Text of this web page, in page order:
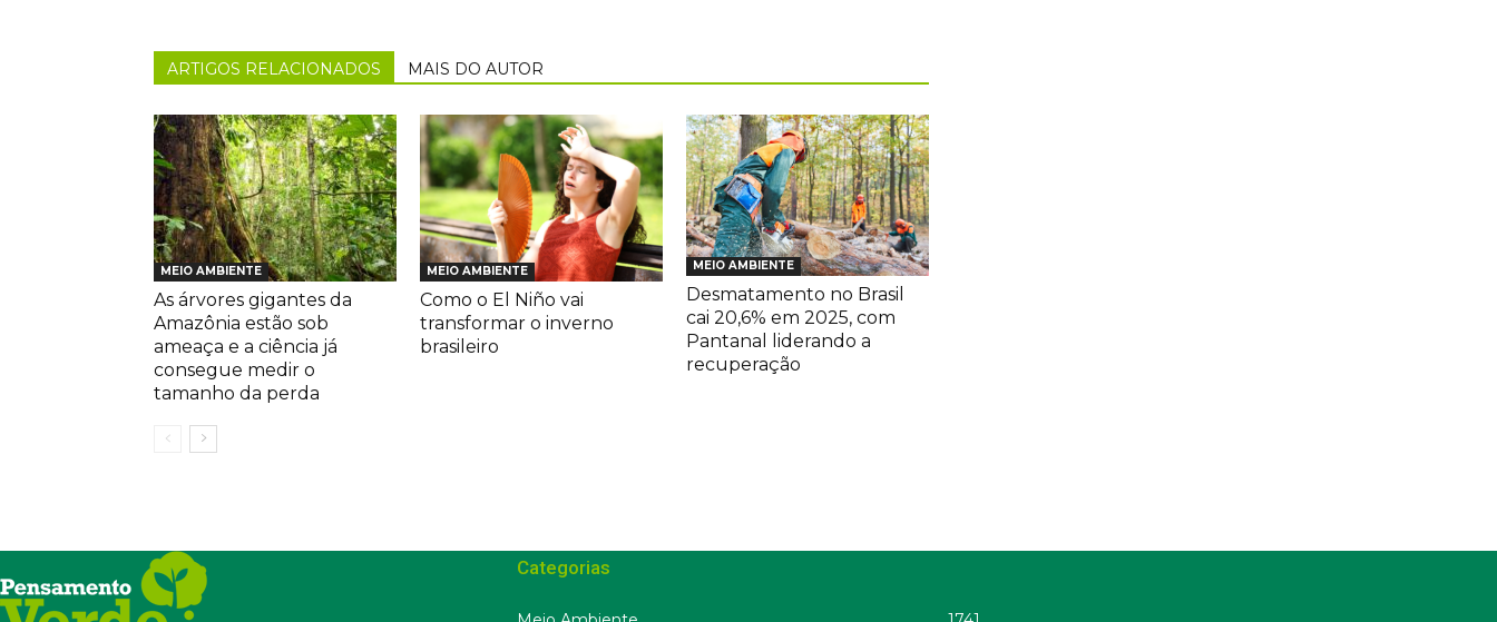
ARTIGOS RELACIONADOS MAIS DO AUTOR
MEIO AMBIENTE
As árvores gigantes da
Amazônia estão sob
ameaça e a ciência já
consegue medir o
tamanho da perda
MEIO AMBIENTE
Como o El Niño vai
transformar o inverno
brasileiro
MEIO AMBIENTE
Desmatamento no Brasil
cai 20,6% em 2025, com
Pantanal liderando a
recuperação
Categorias